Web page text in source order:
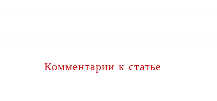
Комментарии к статье